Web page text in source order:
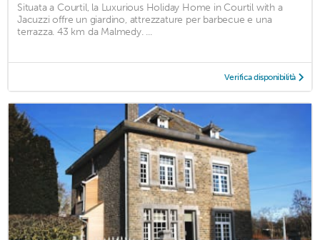
Situata a Courtil, la Luxurious Holiday Home in Courtil with a
Jacuzzi offre un giardino, attrezzature per barbecue e una
terrazza. 43 km da Malmedy. ...
Verifica disponibilità